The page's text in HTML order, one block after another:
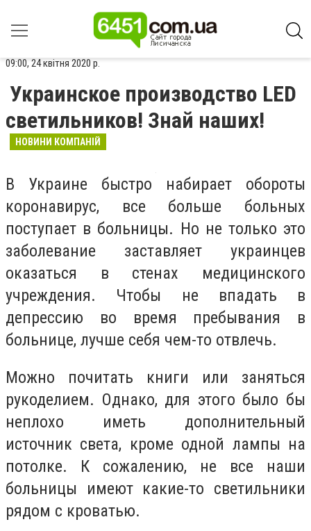
09:00, 24 квітня 2020 р.
Украинское производство LED
светильников! Знай наших!
НОВИНИ КОМПАНІЙ
В Украине быстро набирает обороты
коронавирус, все больше больных
поступает в больницы. Но не только это
заболевание заставляет украинцев
оказаться в стенах медицинского
учреждения. Чтобы не впадать в
депрессию во время пребывания в
больнице, лучше себя чем-то отвлечь.
Можно почитать книги или заняться
рукоделием. Однако, для этого было бы
неплохо иметь дополнительный
источник света, кроме одной лампы на
потолке. К сожалению, не все наши
больницы имеют какие-то светильники
рядом с кроватью.